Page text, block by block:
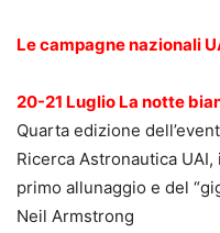
Le campagne nazionali
20-21 Luglio La notte
Quarta edizione
Ricerca Astronautica
primo allunaggio e del
Neil Armstrong